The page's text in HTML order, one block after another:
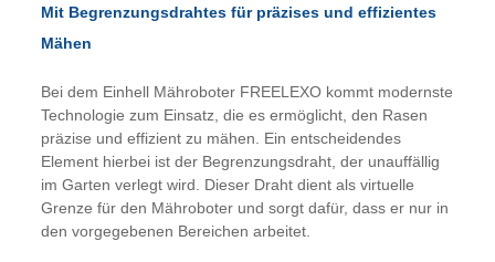
Mit Begrenzungsdrahtes für präzises und effizientes
Mähen
Bei dem Einhell Mähroboter FREELEXO kommt modernste
Technologie zum Einsatz, die es ermöglicht, den Rasen
präzise und effizient zu mähen. Ein entscheidendes
Element hierbei ist der Begrenzungsdraht, der unauffällig
im Garten verlegt wird. Dieser Draht dient als virtuelle
Grenze für den Mähroboter und sorgt dafür, dass er nur in
den vorgegebenen Bereichen arbeitet.